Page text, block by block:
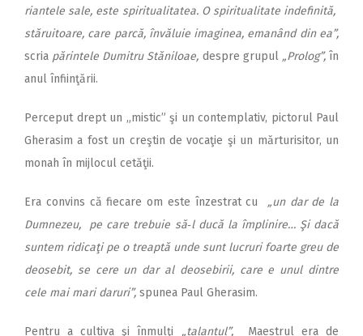
riantele sale, este spiritualita­tea. O spiritualitate inde­finită,
stăruitoare, care parcă, învăluie imaginea, ema­nând din ea”,
scria părintele Dumitru Stăniloae, despre grupul „Prolog”,în
anul înfiinţării.
Perceput drept un „mistic” şi un contemplativ, pictorul Paul
Gherasim a fost un creştin de vocaţie şi un mărturisitor, un
monah în mijlocul cetăţii.
Era convins că fiecare om este înzestrat cu „un dar de la
Dumne­zeu, pe care trebuie să‑l ducă la împlinire… Şi dacă
suntem ridicaţi pe o treaptă unde sunt lucruri foarte greu de
deosebit, se cere un dar al deosebirii, care e unul dintre
cele mai mari daruri”, spunea Paul Gherasim.
Pentru a cultiva şi înmulţi „ta­lantul”,Maestrul era de